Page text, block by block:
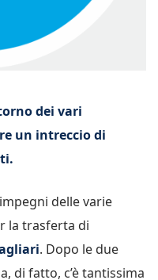
dei vari
un intreccio di
delle varie
la trasferta di
. Dopo le due
di fatto, c’è tantissima